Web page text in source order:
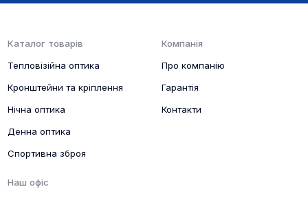
Каталог товарів
Тепловізійна оптика
Кронштейни та кріплення
Нічна оптика
Денна оптика
Спортивна зброя
Компанія
Про компанію
Гарантія
Контакти
Наш офіс